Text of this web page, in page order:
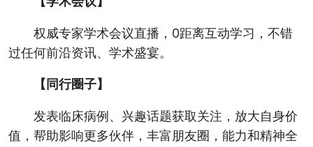
权威专家学术会议直播，0距离互动学习，不错
过任何前沿资讯、学术盛宴。
【同行圈子】
发表临床病例、兴趣话题获取关注，放大自身价
值，帮助影响更多伙伴，丰富朋友圈，能力和精神全